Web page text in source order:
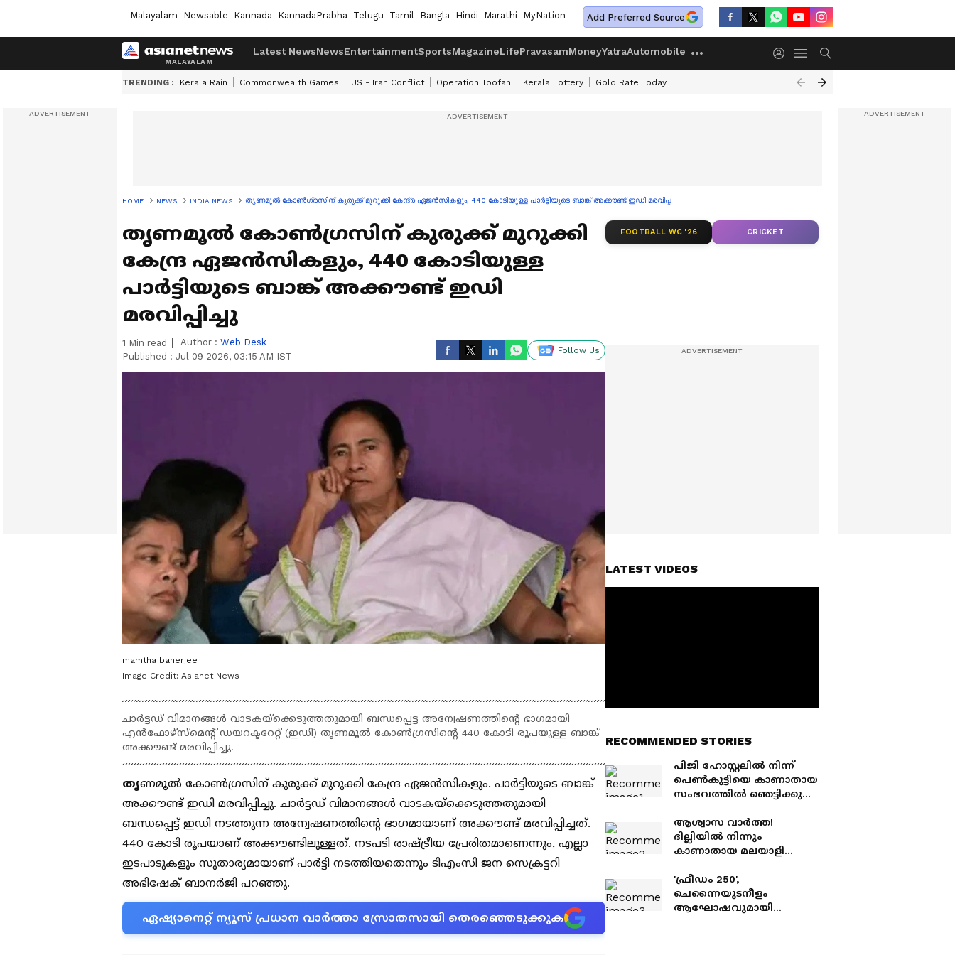
Malayalam Newsable Kannada KannadaPrabha Telugu Tamil Bangla Hindi Marathi MyNation Add Preferred Source
Latest NewsNewsEntertainmentSportsMagazineLifePravasamMoneyYatraAutomobile
TRENDING : Kerala Rain Commonwealth Games US - Iran Conflict Operation Toofan Kerala Lottery Gold Rate Today
HOME NEWS INDIA NEWS തൃണമൂൽ കോൺ​ഗ്രസിന് കുരുക്ക് മുറുക്കി കേന്ദ്ര ഏജൻസികളും, 440 കോടിയുള്ള പാർട്ടിയുടെ ബാങ്ക് അക്കൗണ്ട് ഇഡി മരവിപ്പിച്ചു
തൃണമൂൽ കോൺ​ഗ്രസിന് കുരുക്ക് മുറുക്കി
കേന്ദ്ര ഏജൻസികളും, 440 കോടിയുള്ള
പാർട്ടിയുടെ ബാങ്ക് അക്കൗണ്ട് ഇഡി
മരവിപ്പിച്ചു
1 Min read Author : Web Desk
Published : Jul 09 2026, 03:15 AM IST
Follow Us
mamtha banerjee
Image Credit: Asianet News
ചാർട്ടഡ് വിമാനങ്ങൾ വാടകയ്ക്കെടുത്തതുമായി ബന്ധപ്പെട്ട അന്വേഷണത്തിന്റെ ഭാഗമായി
എൻഫോഴ്സ്മെന്റ് ഡയറക്ടറേറ്റ് (ഇഡി) തൃണമൂൽ കോൺഗ്രസിന്റെ 440 കോടി രൂപയുള്ള ബാങ്ക്
അക്കൗണ്ട് മരവിപ്പിച്ചു.
തൃണമൂൽ കോൺ​ഗ്രസിന് കുരുക്ക് മുറുക്കി കേന്ദ്ര ഏജൻസികളും. പാർട്ടിയുടെ ബാങ്ക്
അക്കൗണ്ട് ഇഡി മരവിപ്പിച്ചു. ചാർട്ടഡ് വിമാനങ്ങൾ വാടകയ്ക്കെടുത്തതുമായി
ബന്ധപ്പെട്ട് ഇഡി നടത്തുന്ന അന്വേഷണത്തിന്റെ ഭാ​ഗമായാണ് അക്കൗണ്ട് മരവിപ്പിച്ചത്.
440 കോടി രൂപയാണ് അക്കൗണ്ടിലുള്ളത്. നടപടി രാഷ്ട്രീയ പ്രേരിതമാണെന്നും, എല്ലാ
ഇടപാടുകളും സുതാര്യമായാണ് പാർട്ടി നടത്തിയതെന്നും ടിഎംസി ജന സെക്രട്ടറി
അഭിഷേക് ബാനർജി പറഞ്ഞു.
ഏഷ്യാനെറ്റ് ന്യൂസ് പ്രധാന വാർത്താ സ്രോതസായി തെരഞ്ഞെടുക്കുക
FOOTBALL WC '26 CRICKET
LATEST VIDEOS
RECOMMENDED STORIES
പിജി ഹോസ്റ്റലിൽ നിന്ന്
പെൺകുട്ടിയെ കാണാതായ
സംഭവത്തിൽ ഞെട്ടിക്കുന്ന
ജീവനൊടുക്കിയ
പെൺകുട്ടിയെ
മാലിന്യകുഴിയിൽ തള്ളി,
ആശ്വാസ വാർത്ത!
ദില്ലിയിൽ നിന്നും
കാണാതായ മലയാളി
കണ്ടെത്തി,
സുരക്ഷിതയെന്ന് പൊലീസ്
'ഫ്രീഡം 250',
ചെന്നൈയുടനീളം
ആഘോഷവുമായി